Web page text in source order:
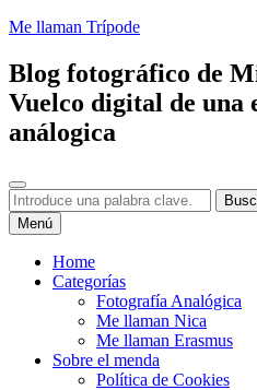
Saltar
contenido
Me llaman Trípode
Blog fotográfico de
Vuelco digital de una
análogica
Buscar
Buscar:
Menú
Home
Categorías
Fotografía Analógica
Me llaman Nica
Me llaman Erasmus
Sobre el menda
Política de Cookies